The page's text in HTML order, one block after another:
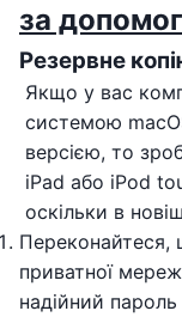
за
Резервне
Якщо у вас
системою
версією, то
iPad або iPod
оскільки в
Переконайтеся,
приватної
надійний